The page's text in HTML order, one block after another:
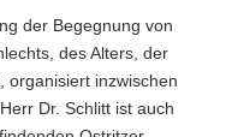
der Begegnung von
des Alters, der
organisiert inzwischen
Dr. Schlitt ist auch